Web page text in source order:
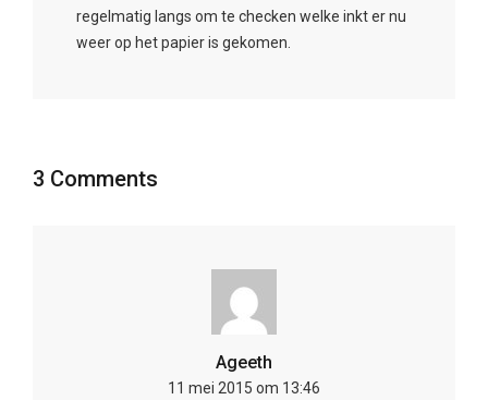
regelmatig langs om te checken welke inkt er nu
weer op het papier is gekomen.
3 Comments
Ageeth
11 mei 2015 om 13:46